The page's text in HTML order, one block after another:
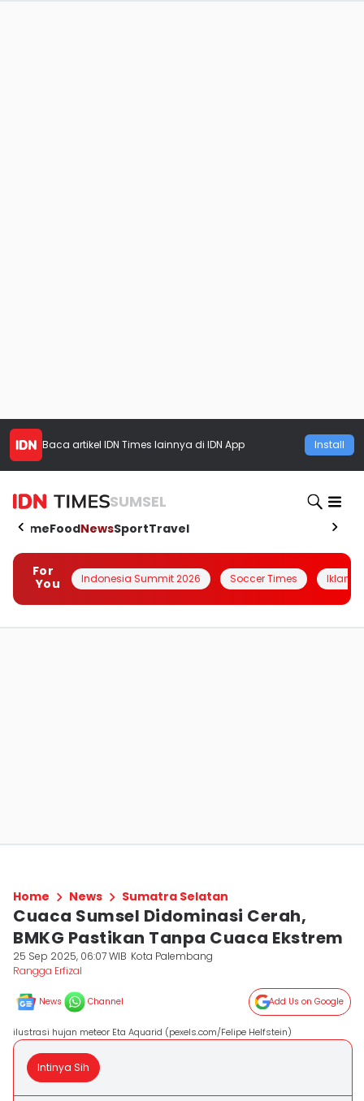
Baca artikel IDN Times lainnya di IDN App Install
SUMSEL
HomeFoodNewsSportTravel
For
You
Indonesia Summit 2026 Soccer Times Iklanin
Home News Sumatra Selatan
Cuaca Sumsel Didominasi Cerah,
BMKG Pastikan Tanpa Cuaca Ekstrem
25 Sep 2025, 06:07 WIB Kota Palembang
Rangga Erfizal
News Channel Add Us on Google
ilustrasi hujan meteor Eta Aquarid (pexels.com/Felipe Helfstein)
Intinya Sih